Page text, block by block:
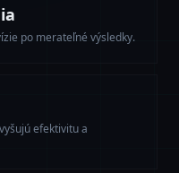
po merateľné výsledky.
efektivitu a